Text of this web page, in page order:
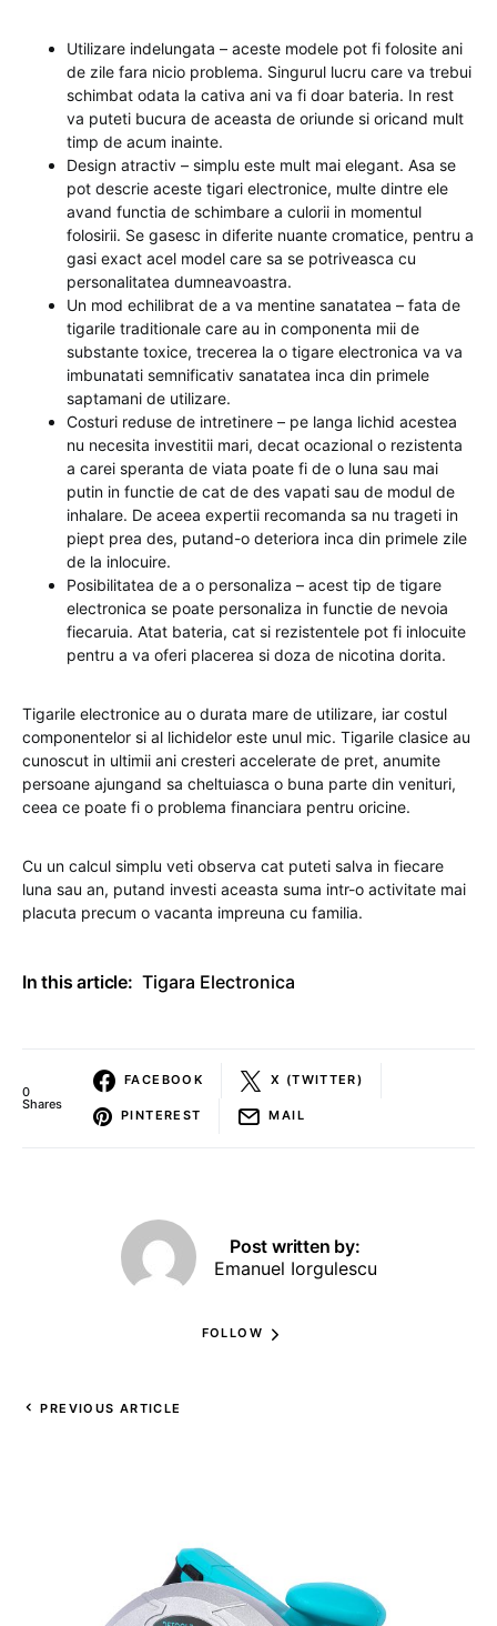
Utilizare indelungata – aceste modele pot fi folosite ani
de zile fara nicio problema. Singurul lucru care va trebui
schimbat odata la cativa ani va fi doar bateria. In rest
va puteti bucura de aceasta de oriunde si oricand mult
timp de acum inainte.
Design atractiv – simplu este mult mai elegant. Asa se
pot descrie aceste tigari electronice, multe dintre ele
avand functia de schimbare a culorii in momentul
folosirii. Se gasesc in diferite nuante cromatice, pentru a
gasi exact acel model care sa se potriveasca cu
personalitatea dumneavoastra.
Un mod echilibrat de a va mentine sanatatea – fata de
tigarile traditionale care au in componenta mii de
substante toxice, trecerea la o tigare electronica va va
imbunatati semnificativ sanatatea inca din primele
saptamani de utilizare.
Costuri reduse de intretinere – pe langa lichid acestea
nu necesita investitii mari, decat ocazional o rezistenta
a carei speranta de viata poate fi de o luna sau mai
putin in functie de cat de des vapati sau de modul de
inhalare. De aceea expertii recomanda sa nu trageti in
piept prea des, putand-o deteriora inca din primele zile
de la inlocuire.
Posibilitatea de a o personaliza – acest tip de tigare
electronica se poate personaliza in functie de nevoia
fiecaruia. Atat bateria, cat si rezistentele pot fi inlocuite
pentru a va oferi placerea si doza de nicotina dorita.
Tigarile electronice au o durata mare de utilizare, iar costul
componentelor si al lichidelor este unul mic. Tigarile clasice au
cunoscut in ultimii ani cresteri accelerate de pret, anumite
persoane ajungand sa cheltuiasca o buna parte din venituri,
ceea ce poate fi o problema financiara pentru oricine.
Cu un calcul simplu veti observa cat puteti salva in fiecare
luna sau an, putand investi aceasta suma intr-o activitate mai
placuta precum o vacanta impreuna cu familia.
In this article: Tigara Electronica
0
Shares
FACEBOOK X (TWITTER)
PINTEREST MAIL
Post written by:
Emanuel Iorgulescu
FOLLOW
PREVIOUS ARTICLE